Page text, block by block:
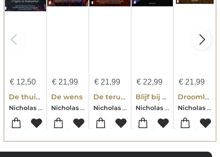
€12,50
De thuiskomst
Nicholas Sparks
€21,99
De wens
Nicholas Sparks
€ 21,99
De terugkeer
Nicholas Sparks
€ 22,99
Blijf bij me (Remain)
Nicholas Sparks-M. Night Shyamalan
€ 21,99
Droomland
Nicholas Sparks